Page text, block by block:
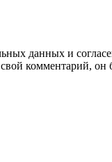
данных и
комментарий, он